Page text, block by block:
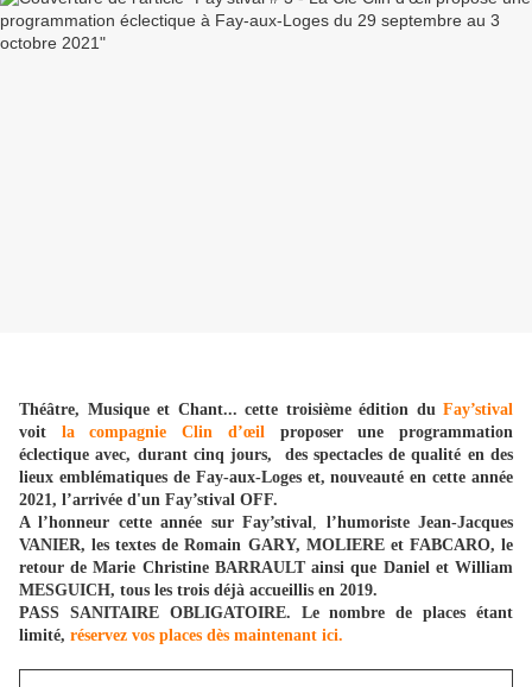
Théâtre, Musique et Chant... cette troisième édition du Fay’stival
voit la compagnie Clin d’œilproposer une programmation
éclectique avec, durant cinq jours, des spectacles de qualité en des
lieux emblématiques de Fay-aux-Loges et, nouveauté en cette année
2021, l’arrivée d'un Fay’stival OFF.
A l’honneur cette année sur Fay’stival, l’humoriste Jean-Jacques
VANIER, les textes de Romain GARY, MOLIERE et FABCARO, le
retour de Marie Christine BARRAULT ainsi que Daniel et William
MESGUICH, tous les trois déjà accueillis en 2019.
PASS SANITAIRE OBLIGATOIRE. Le nombre de places étant
limité, réservez vos places dès maintenant ici.